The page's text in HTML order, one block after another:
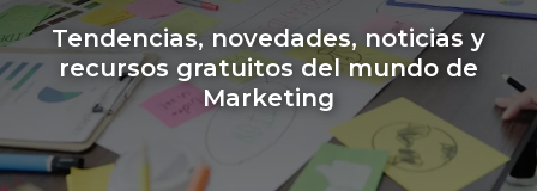
Tendencias, novedades, noticias y
recursos gratuitos del mundo de
Marketing